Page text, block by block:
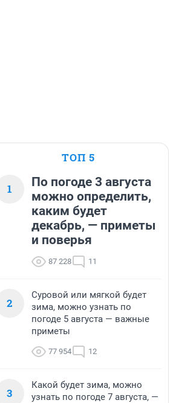
ТОП 5
1
По погоде 3 августа
можно определить,
каким будет
декабрь, — приметы
и поверья
87 228 11
2
Суровой или мягкой будет
зима, можно узнать по
погоде 5 августа — важные
приметы
77 954 12
3
Какой будет зима, можно
узнать по погоде 7 августа, —